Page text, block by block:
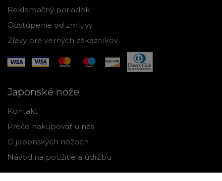
Reklamačný poriadok
Odstúpenie od zmluvy
Zľavy pre verných zákazníkov
Japonské nože
Kontakt
Prečo nakupovať u nás
O japonských nožoch
Návod na použitie a údržbu